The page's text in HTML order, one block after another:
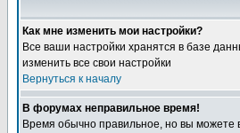
Как мне изменить мои настройки?
Все ваши настройки хранятся в базе
изменить все свои настройки
Вернуться к началу
В форумах неправильное время!
Время обычно правильное, но вы можете